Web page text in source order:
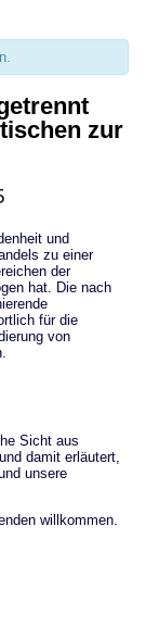
zur
und
zu einer
der
hat. Die nach
für die
von
Sicht aus
damit erläutert,
unsere
willkommen.